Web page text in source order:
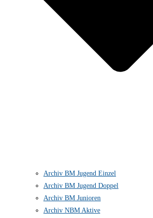
Archiv BM Jugend Einzel
Archiv BM Jugend Doppel
Archiv BM Junioren
Archiv NBM Aktive